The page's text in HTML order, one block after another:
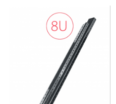
RK-RR8
Pour racks RK-8 et BRK-8